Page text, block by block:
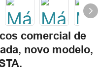
comercial de
novo modelo,